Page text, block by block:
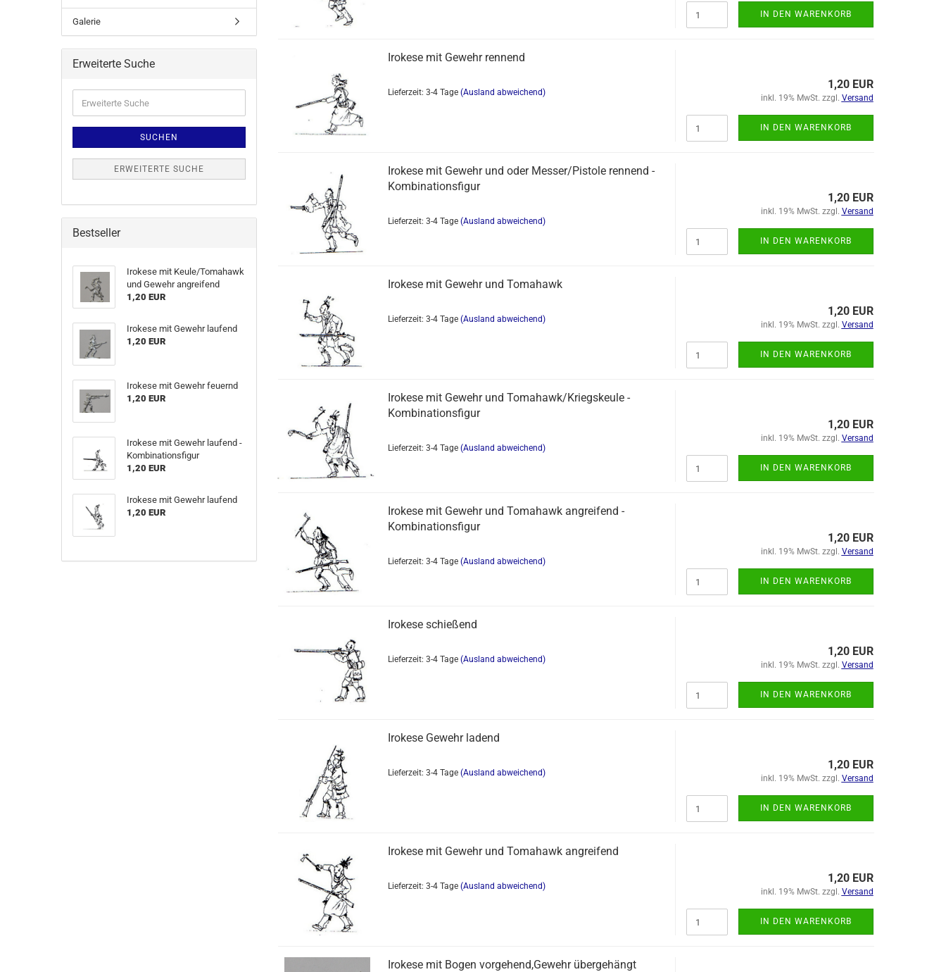
IN DEN WARENKORB
Irokese mit Gewehr rennend
Lieferzeit: 3-4 Tage (Ausland abweichend)
1,20 EUR
inkl. 19% MwSt. zzgl. Versand
IN DEN WARENKORB
Irokese mit Gewehr und oder Messer/Pistole rennend -
Kombinationsfigur
Lieferzeit: 3-4 Tage (Ausland abweichend)
1,20 EUR
inkl. 19% MwSt. zzgl. Versand
IN DEN WARENKORB
Irokese mit Gewehr und Tomahawk
Lieferzeit: 3-4 Tage (Ausland abweichend)
1,20 EUR
inkl. 19% MwSt. zzgl. Versand
IN DEN WARENKORB
Irokese mit Gewehr und Tomahawk/Kriegskeule -
Kombinationsfigur
Lieferzeit: 3-4 Tage (Ausland abweichend)
1,20 EUR
inkl. 19% MwSt. zzgl. Versand
IN DEN WARENKORB
Irokese mit Gewehr und Tomahawk angreifend -
Kombinationsfigur
Lieferzeit: 3-4 Tage (Ausland abweichend)
1,20 EUR
inkl. 19% MwSt. zzgl. Versand
IN DEN WARENKORB
Irokese schießend
Lieferzeit: 3-4 Tage (Ausland abweichend)
1,20 EUR
inkl. 19% MwSt. zzgl. Versand
IN DEN WARENKORB
Irokese Gewehr ladend
Lieferzeit: 3-4 Tage (Ausland abweichend)
1,20 EUR
inkl. 19% MwSt. zzgl. Versand
IN DEN WARENKORB
Irokese mit Gewehr und Tomahawk angreifend
Lieferzeit: 3-4 Tage (Ausland abweichend)
1,20 EUR
inkl. 19% MwSt. zzgl. Versand
IN DEN WARENKORB
Irokese mit Bogen vorgehend,Gewehr übergehängt
Galerie
Erweiterte Suche
SUCHEN
ERWEITERTE SUCHE
Bestseller
Irokese mit Keule/Tomahawk
und Gewehr angreifend
1,20 EUR
Irokese mit Gewehr laufend
1,20 EUR
Irokese mit Gewehr feuernd
1,20 EUR
Irokese mit Gewehr laufend -
Kombinationsfigur
1,20 EUR
Irokese mit Gewehr laufend
1,20 EUR